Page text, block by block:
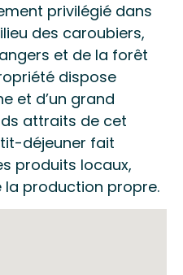
privilégié dans
des caroubiers,
et de la forêt
dispose
et d’un grand
attraits de cet
déjeuner fait
produits locaux,
la production propre.